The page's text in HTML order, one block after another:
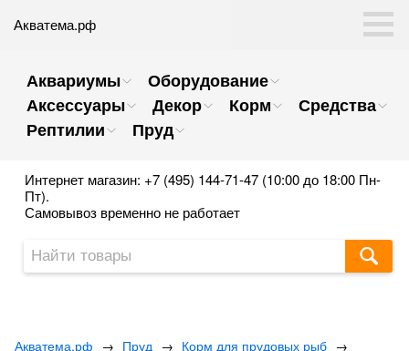
Акватема.рф
Аквариумы
Оборудование
Аксессуары
Декор Корм
Средства
Рептилии
Пруд
Интернет магазин: +7 (495) 144-71-47 (10:00 до 18:00 Пн-
Пт).
Самовывоз временно не работает
Акватема.рф → Пруд → Корм для прудовых рыб →